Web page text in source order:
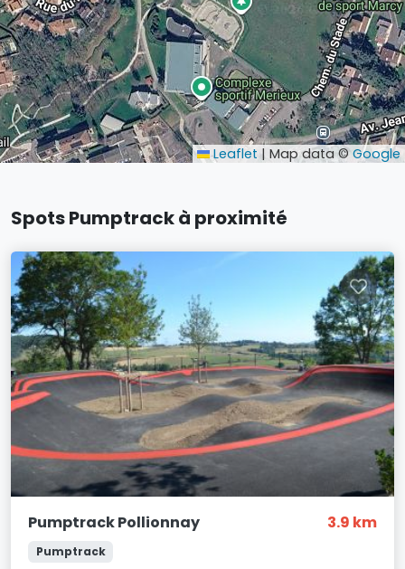
Leaflet | Map data ©Google
Spots Pumptrack à proximité
Pumptrack Pollionnay 3.9 km
Pumptrack